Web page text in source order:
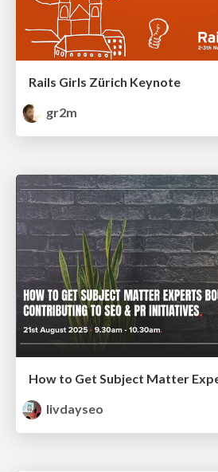
Rails Girls Zürich Keynote
gr2m
livdayseo